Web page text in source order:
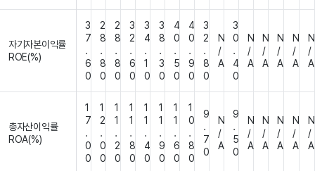
자기자본이익률
ROE(%)
3
7
.
6
0
2
8
.
8
0
2
8
.
8
0
3
2
.
6
0
3
4
.
1
0
3
8
.
3
0
4
0
.
5
0
4
0
.
9
0
3
2
.
8
0
N
/
A
3
0
.
4
0
N
/
A
N
/
A
N
/
A
N
/
A
N
/
A
총자산이익률
ROA(%)
1
7
.
0
0
1
2
.
0
0
1
1
.
2
0
1
1
.
8
0
1
1
.
4
0
1
1
.
9
0
1
1
.
6
0
1
0
.
8
0
9
.
7
0
N
/
A
9
.
5
0
N
/
A
N
/
A
N
/
A
N
/
A
N
/
A